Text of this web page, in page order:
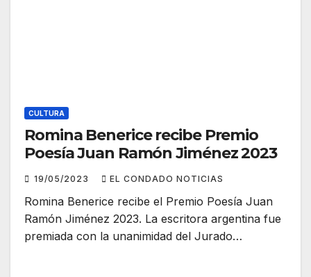
CULTURA
Romina Benerice recibe Premio
Poesía Juan Ramón Jiménez 2023
19/05/2023 EL CONDADO NOTICIAS
Romina Benerice recibe el Premio Poesía Juan
Ramón Jiménez 2023. La escritora argentina fue
premiada con la unanimidad del Jurado…